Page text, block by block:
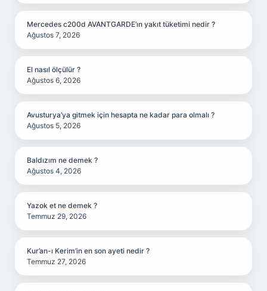
Mercedes c200d AVANTGARDE’ın yakıt tüketimi nedir ?
Ağustos 7, 2026
El nasıl ölçülür ?
Ağustos 6, 2026
Avusturya’ya gitmek için hesapta ne kadar para olmalı ?
Ağustos 5, 2026
Baldızım ne demek ?
Ağustos 4, 2026
Yazok et ne demek ?
Temmuz 29, 2026
Kur’an-ı Kerim’in en son ayeti nedir ?
Temmuz 27, 2026